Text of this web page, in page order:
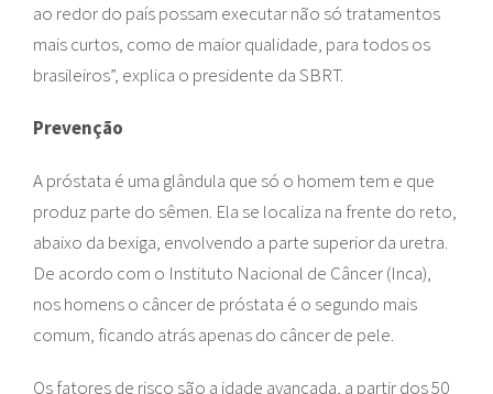
ao redor do país possam executar não só tratamentos
mais curtos, como de maior qualidade, para todos os
brasileiros”, explica o presidente da SBRT.
Prevenção
A próstata é uma glândula que só o homem tem e que
produz parte do sêmen. Ela se localiza na frente do reto,
abaixo da bexiga, envolvendo a parte superior da uretra.
De acordo com o Instituto Nacional de Câncer (Inca),
nos homens o câncer de próstata é o segundo mais
comum, ficando atrás apenas do câncer de pele.
Os fatores de risco são a idade avançada, a partir dos 50